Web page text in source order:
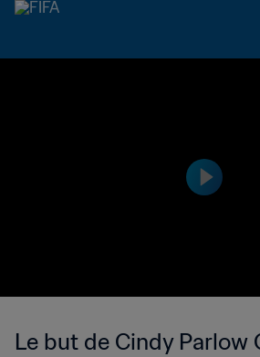
Le but de Cindy Parlow